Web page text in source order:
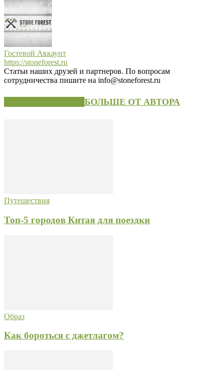
Гостевой Аккаунт
https://stoneforest.ru
Статьи наших друзей и партнеров. По вопросам
сотрудничества пишите на info@stoneforest.ru
БОЛЬШЕ ОТ АВТОРА
Путешествия
Топ-5 городов Китая для поездки
Образ
Как бороться с джетлагом?